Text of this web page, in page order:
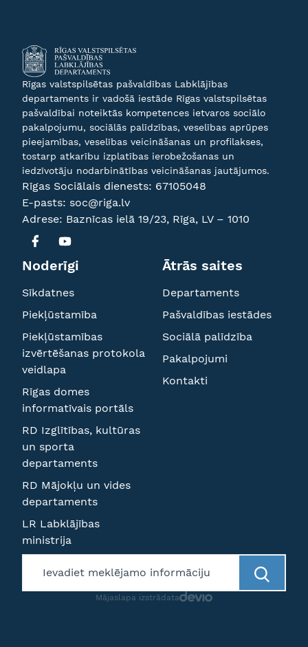
Rīgas valstspilsētas pašvaldības Labklājības
departaments ir vadošā iestāde Rīgas valstspilsētas
pašvaldībai noteiktās kompetences ietvaros sociālo
pakalpojumu, sociālās palīdzības, veselības aprūpes
pieejamības, veselības veicināšanas un profilakses,
tostarp atkarību izplatības ierobežošanas un
iedzīvotāju nodarbinātības veicināšanas jautājumos.
Rīgas Sociālais dienests: 67105048
E-pasts: soc@riga.lv
Adrese: Baznīcas ielā 19/23, Rīga, LV – 1010
Noderīgi
Sīkdatnes
Piekļūstamība
Piekļūstamības
izvērtēšanas protokola
veidlapa
Rīgas domes
informatīvais portāls
RD Izglītības, kultūras
un sporta
departaments
RD Mājokļu un vides
departaments
LR Labklājības
ministrija
Ātrās saites
Departaments
Pašvaldības iestādes
Sociālā palīdzība
Pakalpojumi
Kontakti
Mājaslapa izstrādata